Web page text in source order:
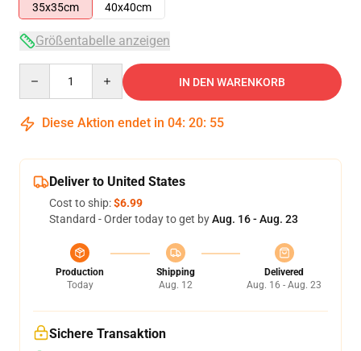
35x35cm
40x40cm
Größentabelle anzeigen
IN DEN WARENKORB
Diese Aktion endet in 04: 20: 54
Deliver to United States
Cost to ship:$6.99
Standard - Order today to get byAug. 16 - Aug. 23
Production
Today
Shipping
Aug. 12
Delivered
Aug. 16 - Aug. 23
Sichere Transaktion